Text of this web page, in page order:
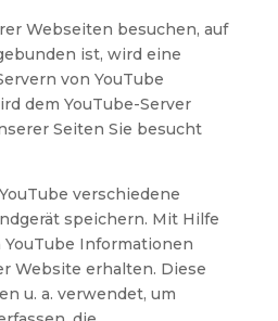
Webseiten besuchen, auf
ist, wird eine
von YouTube
dem YouTube-Server
Seiten Sie besucht
verschiedene
speichern. Mit Hilfe
Informationen
Website erhalten. Diese
u. a. verwendet, um